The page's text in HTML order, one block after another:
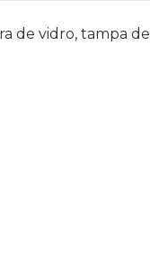
de vidro, tampa de